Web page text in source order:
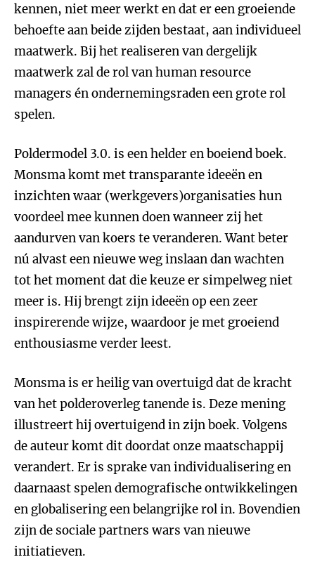
kennen, niet meer werkt en dat er een groeiende
behoefte aan beide zijden bestaat, aan individueel
maatwerk. Bij het realiseren van dergelijk
maatwerk zal de rol van human resource
managers én ondernemingsraden een grote rol
spelen.
Poldermodel 3.0. is een helder en boeiend boek.
Monsma komt met transparante ideeën en
inzichten waar (werkgevers)organisaties hun
voordeel mee kunnen doen wanneer zij het
aandurven van koers te veranderen. Want beter
nú alvast een nieuwe weg inslaan dan wachten
tot het moment dat die keuze er simpelweg niet
meer is. Hij brengt zijn ideeën op een zeer
inspirerende wijze, waardoor je met groeiend
enthousiasme verder leest.
Monsma is er heilig van overtuigd dat de kracht
van het polderoverleg tanende is. Deze mening
illustreert hij overtuigend in zijn boek. Volgens
de auteur komt dit doordat onze maatschappij
verandert. Er is sprake van individualisering en
daarnaast spelen demografische ontwikkelingen
en globalisering een belangrijke rol in. Bovendien
zijn de sociale partners wars van nieuwe
initiatieven.